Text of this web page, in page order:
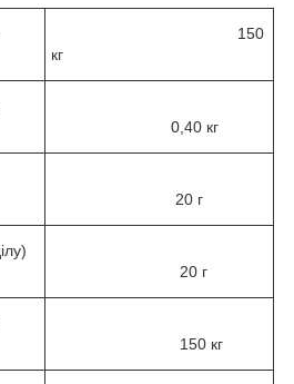
150
кг
0,40 кг
20 г
20 г
150 кг